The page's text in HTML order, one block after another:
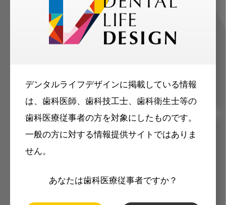
デンタルライフデザインに掲載している情報
は、歯科医師、歯科技工士、歯科衛生士等の
歯科医療従事者の方を対象にしたものです。
一般の方に対する情報提供サイトではありま
せん。
あなたは歯科医療従事者ですか？
科衛生士、歯科技工士）に合わせた内
容のメールマガジンをお届けします。
メリット